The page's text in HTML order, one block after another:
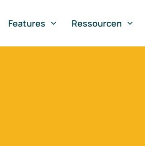
Features Ressourcen